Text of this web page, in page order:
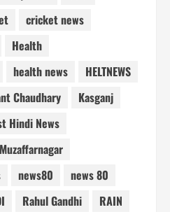
cricket news
Health
health news
HELTNEWS
Chaudhary
Kasganj
Hindi News
Muzaffarnagar
news80
news 80
Rahul Gandhi
RAIN